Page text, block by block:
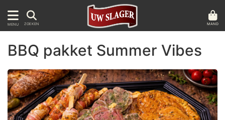
MENU ZOEKEN MAND
BBQ pakket Summer Vibes